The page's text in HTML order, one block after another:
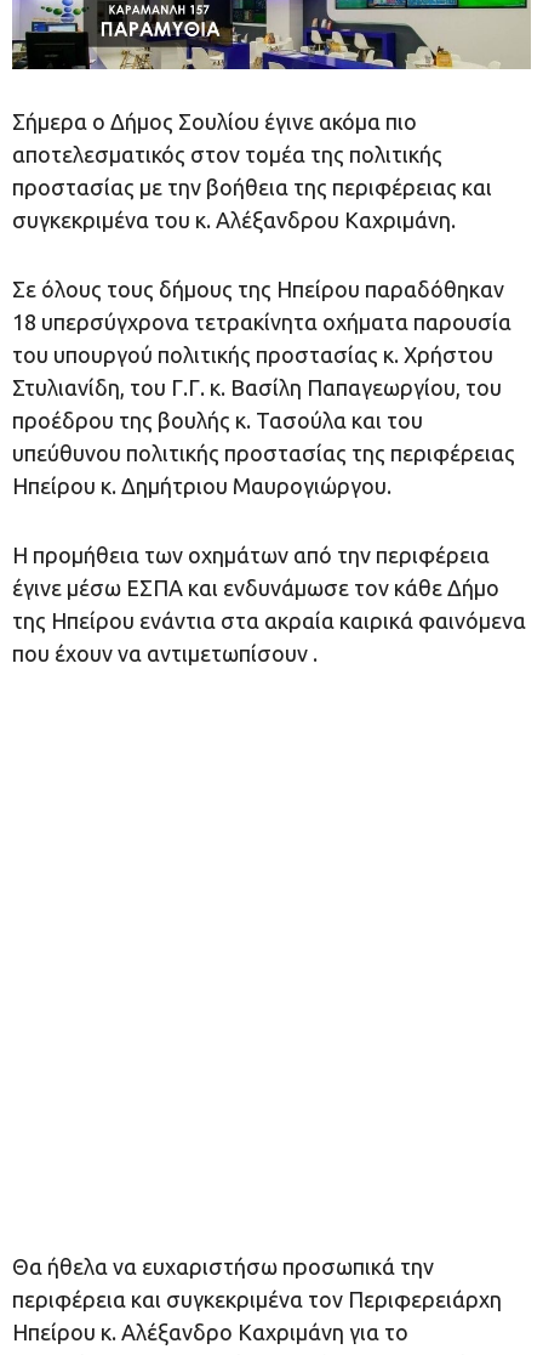
Σήμερα ο Δήμος Σουλίου έγινε ακόμα πιο
αποτελεσματικός στον τομέα της πολιτικής
προστασίας με την βοήθεια της περιφέρειας και
συγκεκριμένα του κ. Αλέξανδρου Καχριμάνη.
Σε όλους τους δήμους της Ηπείρου παραδόθηκαν
18 υπερσύγχρονα τετρακίνητα οχήματα παρουσία
του υπουργού πολιτικής προστασίας κ. Χρήστου
Στυλιανίδη, του Γ.Γ. κ. Βασίλη Παπαγεωργίου, του
προέδρου της βουλής κ. Τασούλα και του
υπεύθυνου πολιτικής προστασίας της περιφέρειας
Ηπείρου κ. Δημήτριου Μαυρογιώργου.
Η προμήθεια των οχημάτων από την περιφέρεια
έγινε μέσω ΕΣΠΑ και ενδυνάμωσε τον κάθε Δήμο
της Ηπείρου ενάντια στα ακραία καιρικά φαινόμενα
που έχουν να αντιμετωπίσουν .
Θα ήθελα να ευχαριστήσω προσωπικά την
περιφέρεια και συγκεκριμένα τον Περιφερειάρχη
Ηπείρου κ. Αλέξανδρο Καχριμάνη για το